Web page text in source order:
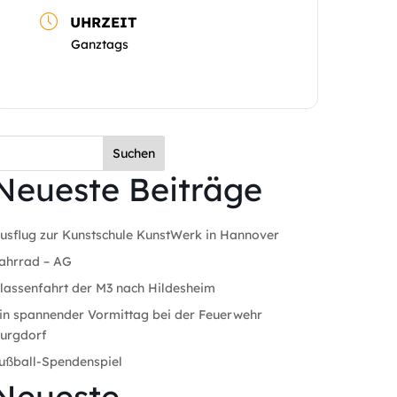
UHRZEIT
Ganztags
Suchen
Beiträge
zur Kunstschule KunstWerk in Hannover
– AG
der M3 nach Hildesheim
spannender Vormittag bei der Feuerwehr
Spendenspiel